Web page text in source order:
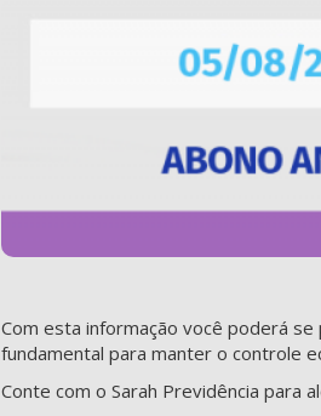
Com esta informação você poderá
fundamental para manter o controle
Conte com o Sarah Previdência para